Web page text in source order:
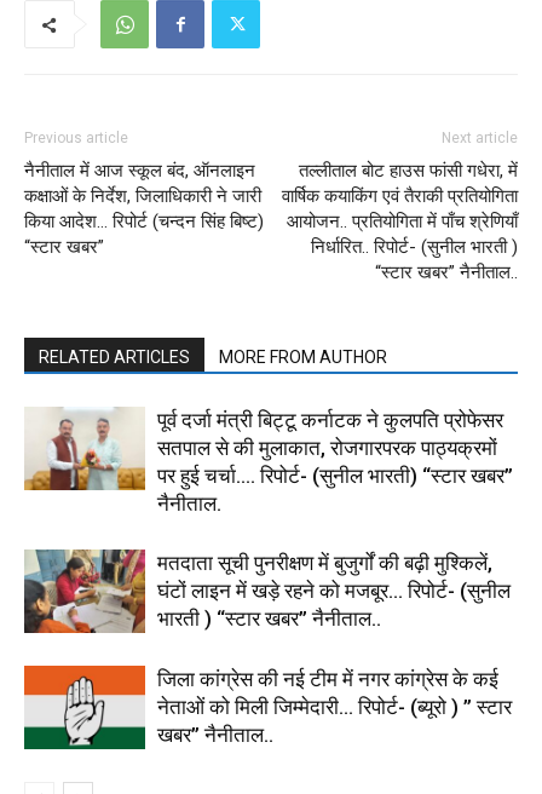
Previous article
नैनीताल में आज स्कूल बंद, ऑनलाइन
कक्षाओं के निर्देश, जिलाधिकारी ने जारी
किया आदेश… रिपोर्ट (चन्दन सिंह बिष्ट)
“स्टार खबर”
Next article
तल्लीताल बोट हाउस फांसी गधेरा, में
वार्षिक कयाकिंग एवं तैराकी प्रतियोगिता
आयोजन.. प्रतियोगिता में पाँच श्रेणियाँ
निर्धारित.. रिपोर्ट- (सुनील भारती )
“स्टार खबर” नैनीताल..
RELATED ARTICLES MORE FROM AUTHOR
पूर्व दर्जा मंत्री बिट्टू कर्नाटक ने कुलपति प्रोफेसर
सतपाल से की मुलाकात, रोजगारपरक पाठ्यक्रमों
पर हुई चर्चा…. रिपोर्ट- (सुनील भारती) “स्टार खबर”
नैनीताल.
मतदाता सूची पुनरीक्षण में बुजुर्गों की बढ़ी मुश्किलें,
घंटों लाइन में खड़े रहने को मजबूर… रिपोर्ट- (सुनील
भारती ) “स्टार खबर” नैनीताल..
जिला कांग्रेस की नई टीम में नगर कांग्रेस के कई
नेताओं को मिली जिम्मेदारी… रिपोर्ट- (ब्यूरो ) ” स्टार
खबर” नैनीताल..